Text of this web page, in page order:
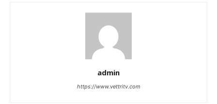
admin
https://www.vettritv.com